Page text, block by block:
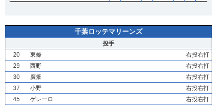
千葉ロッテマリーンズ
投手
20
東條
右投右打
29
西野
右投右打
30
廣畑
右投右打
37
小野
右投右打
45
ゲレーロ
右投右打